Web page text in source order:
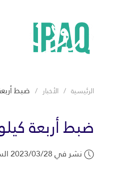
الرئيسية الأخبار ضبط
ضبط أربعة
نشر في 2023/03/28 الساعة 10:57 ص